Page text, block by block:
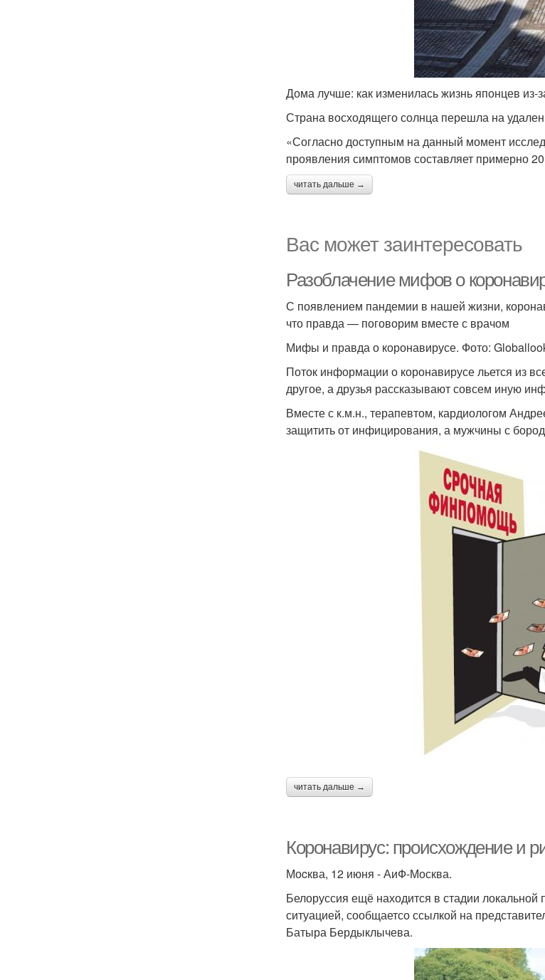
Дома лучше: как изменилась жизнь японцев из-
Страна восходящего солнца перешла на
«Согласно доступным на данный момент
проявления симптомов составляет примерно
читать дальше →
Вас может заинтересовать
Разоблачение мифов о
С появлением пандемии в нашей жизни,
что правда — поговорим вместе с врачом
Мифы и правда о коронавирусе. Фото:
Поток информации о коронавирусе льется из
другое, а друзья рассказывают совсем иную
Вместе с к.м.н., терапевтом, кардиологом
защитить от инфицирования, а мужчины с
читать дальше →
Коронавирус: происхождение и
Моcква, 12 июня - АиФ-Москва.
Белоруссия ещё находится в стадии локальной
ситуацией, сообщаетсо ссылкой на
Батыра Бердыклычева.